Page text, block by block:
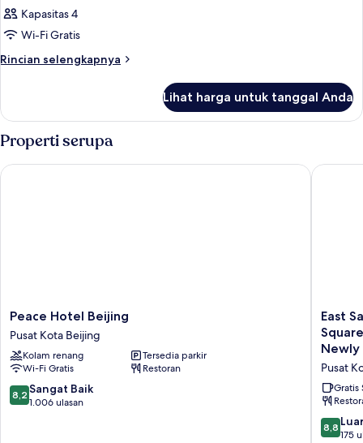
Kapasitas 4
Wi-Fi Gratis
Rincian selengkapnya
Rincian
Kamar
Lihat harga untuk tanggal Anda
Properti serupa
Peace
Hotel
Beijing
Pusat
Kota
Beijing
Peace Hotel Beijing
Pusat Kota Beijing
Kolam renang
Tersedia parkir
Wi-Fi Gratis
Restoran
8.2
dari
8,2 Sangat Baik
1.006 ulasan
Peace Hotel Beijing
East
Sacred
Hotel-
near
Beijing
East
Pusat
Gratis
8.8
dari
8,8
175
East